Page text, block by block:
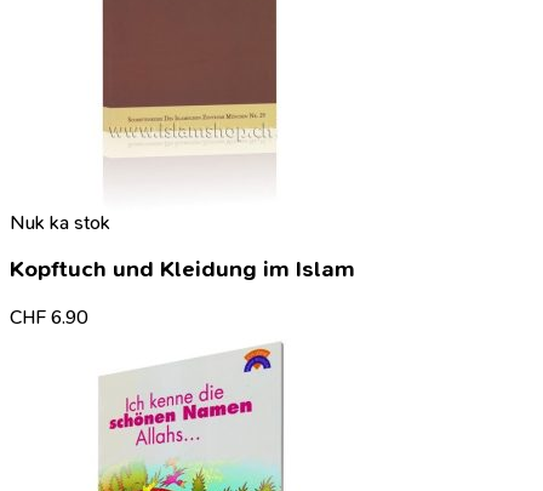
Nuk ka stok
Kopftuch und Kleidung im Islam
CHF 6.90